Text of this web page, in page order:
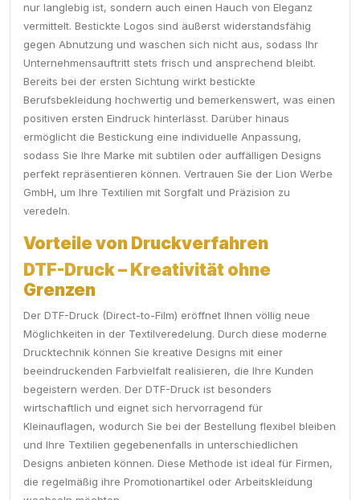
nur langlebig ist, sondern auch einen Hauch von Eleganz
vermittelt. Bestickte Logos sind äußerst widerstandsfähig
gegen Abnutzung und waschen sich nicht aus, sodass Ihr
Unternehmensauftritt stets frisch und ansprechend bleibt.
Bereits bei der ersten Sichtung wirkt bestickte
Berufsbekleidung hochwertig und bemerkenswert, was einen
positiven ersten Eindruck hinterlässt. Darüber hinaus
ermöglicht die Bestickung eine individuelle Anpassung,
sodass Sie Ihre Marke mit subtilen oder auffälligen Designs
perfekt repräsentieren können. Vertrauen Sie der Lion Werbe
GmbH, um Ihre Textilien mit Sorgfalt und Präzision zu
veredeln.
Vorteile von Druckverfahren
DTF-Druck – Kreativität ohne
Grenzen
Der DTF-Druck (Direct-to-Film) eröffnet Ihnen völlig neue
Möglichkeiten in der Textilveredelung. Durch diese moderne
Drucktechnik können Sie kreative Designs mit einer
beeindruckenden Farbvielfalt realisieren, die Ihre Kunden
begeistern werden. Der DTF-Druck ist besonders
wirtschaftlich und eignet sich hervorragend für
Kleinauflagen, wodurch Sie bei der Bestellung flexibel bleiben
und Ihre Textilien gegebenenfalls in unterschiedlichen
Designs anbieten können. Diese Methode ist ideal für Firmen,
die regelmäßig ihre Promotionartikel oder Arbeitskleidung